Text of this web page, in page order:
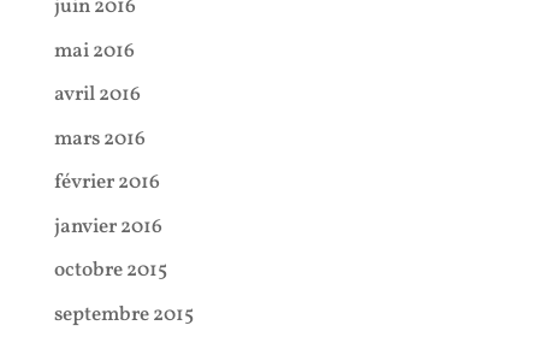
juin 2016
mai 2016
avril 2016
mars 2016
février 2016
janvier 2016
octobre 2015
septembre 2015